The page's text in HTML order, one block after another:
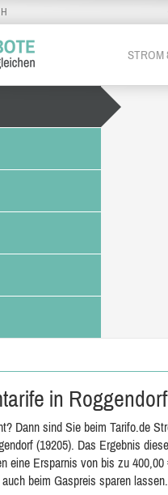
STROM
in
Dann sind Sie beim Tarifo.de
(19205). Das Ergebnis
eine Ersparnis von bis zu
beim Gaspreis sparen lassen.